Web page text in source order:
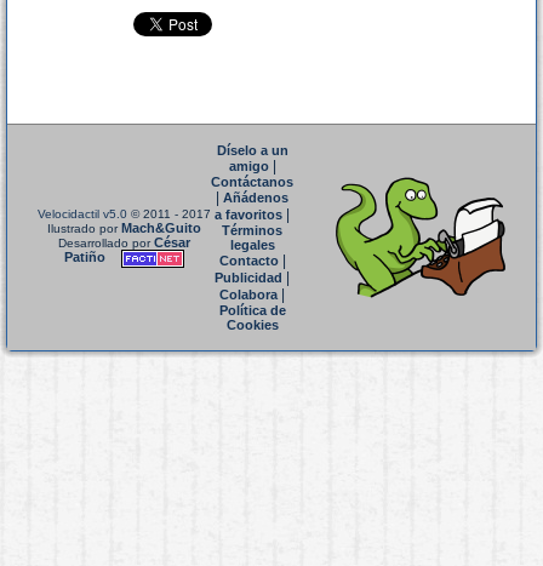
Velocidactil v5.0 © 2011 - 2017
Ilustrado porMach&Guito
Desarrollado porCésar
Patiño
Díselo a un
amigo|
Contáctanos
Añádenos
a favoritos
Términos
legales
Contacto|
Publicidad
Colabora|
Política de
Cookies